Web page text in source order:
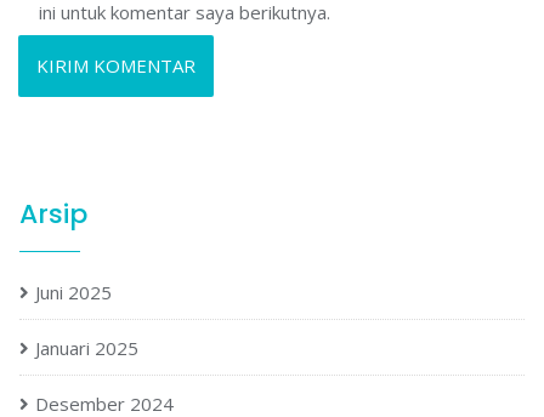
ini untuk komentar saya berikutnya.
Arsip
Juni 2025
Januari 2025
Desember 2024